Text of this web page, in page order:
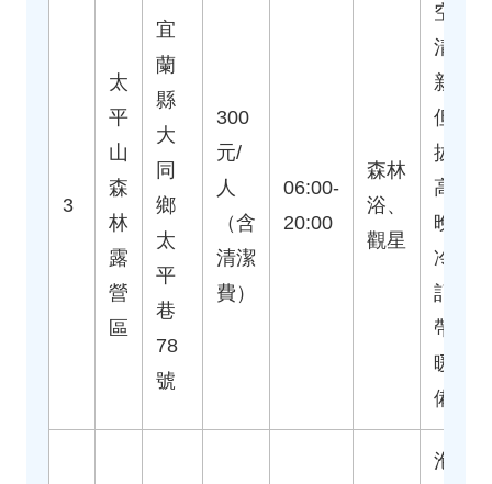
3
太
平
山
森
林
露
營
區
宜
蘭
縣
大
同
鄉
太
平
巷
78
號
300
元/
人
（含
清潔
費）
06:00-
20:00
森林
浴、
觀星
空氣
清
新，
但海
拔
高，
晚上
冷，
記得
帶保
暖裝
備。
泡溫